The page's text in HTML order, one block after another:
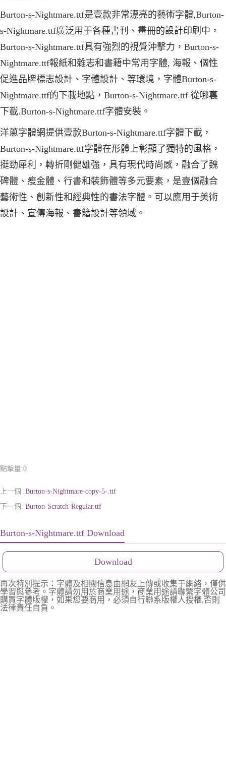
Burton-s-Nightmare.ttf是壹款非常漂亮的藝術字體,Burton-
s-Nightmare.ttf廣泛用于各種書刊、畫冊的設計印刷中，
Burton-s-Nightmare.ttf具有強烈的視覺沖擊力，Burton-s-
Nightmare.ttf報紙和雜志和書籍中常用字體, 海報、個性
促進品牌標志設計、字體設計、等環境，字體Burton-s-
Nightmare.ttf的下載地點，Burton-s-Nightmare.ttf 從哪裏
下載.Burton-s-Nightmare.ttf字體安裝。
洋蔥字體網提供壹款Burton-s-Nightmare.ttf字體下載，
Burton-s-Nightmare.ttf字體在形體上彰顯了獨特的風格，
挺勁犀利，轉折剛健雄強，具有現代時尚感，融合了魏
碑體、瘦金體、行書和裝飾體等多元要素，是壹個融合
藝術性、創新性和經典性的書法字體。可以應用于美術
設計、宣傳海報、書籍設計等領域。
點擊量:0
上一個: Burton-s-Nightmare-copy-5-.ttf
下一個: Burton-Scratch-Regular.ttf
Burton-s-Nightmare.ttf Download
Download
再次特別提示：字體及相關信息由網友上傳或收集于網絡，僅供
學習與參考。字體請勿用於商業用途，商業用途請聯繫字體公司
購買字體版權，如果您要商用，必須自行聯系版權人授權,否則
法律責任自負。